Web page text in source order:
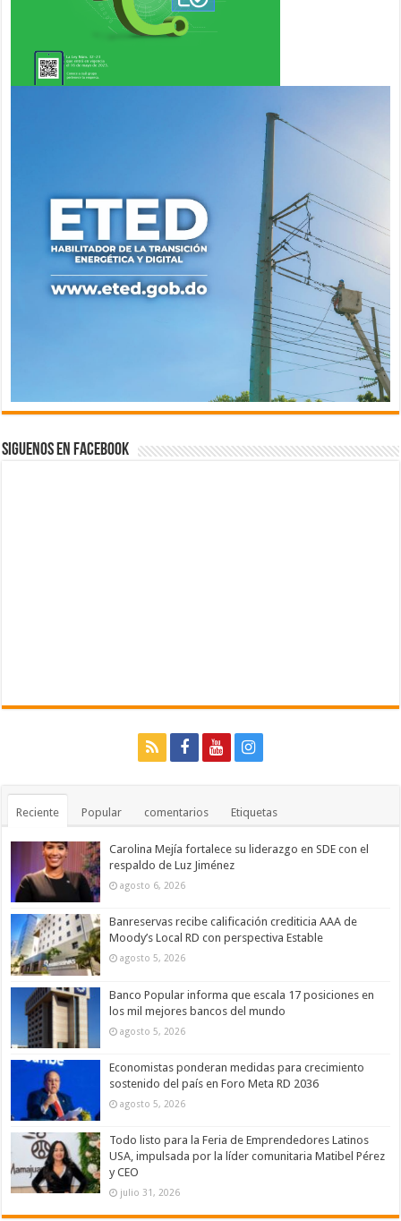
Siguenos en Facebook
Reciente Popular comentarios Etiquetas
Carolina Mejía fortalece su liderazgo en SDE con el
respaldo de Luz Jiménez
agosto 6, 2026
Banreservas recibe calificación crediticia AAA de
Moody’s Local RD con perspectiva Estable
agosto 5, 2026
Banco Popular informa que escala 17 posiciones en
los mil mejores bancos del mundo
agosto 5, 2026
Economistas ponderan medidas para crecimiento
sostenido del país en Foro Meta RD 2036
agosto 5, 2026
Todo listo para la Feria de Emprendedores Latinos
USA, impulsada por la líder comunitaria Matibel Pérez
y CEO
julio 31, 2026